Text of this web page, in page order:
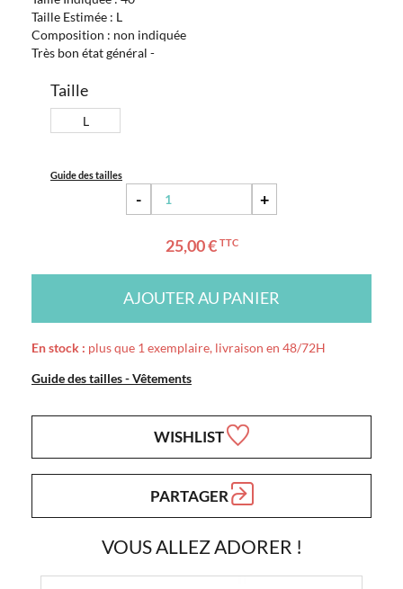
Taille Estimée : L
Composition : non indiquée
Très bon état général -
Taille
L
Guide des tailles
- +
25,00 € TTC
AJOUTER AU PANIER
En stock : plus que 1 exemplaire, livraison en 48/72H
Guide des tailles - Vêtements
WISHLIST
PARTAGER
VOUS ALLEZ ADORER !